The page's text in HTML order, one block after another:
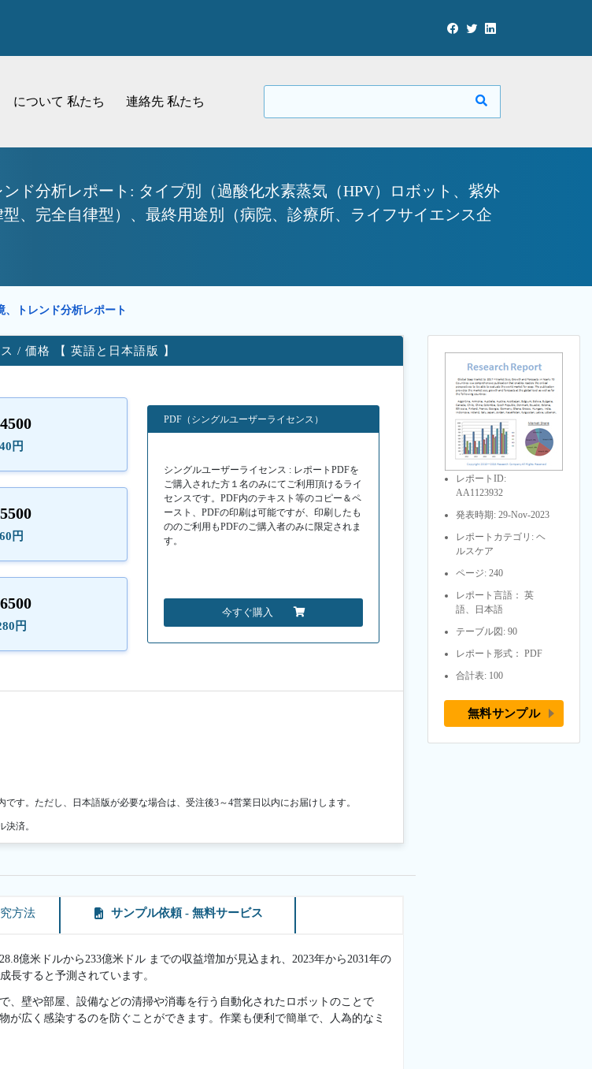
について 私たち 連絡先 私たち
ド分析レポート: タイプ別（過酸化水素蒸気（HPV）ロボット、紫外
、完全自律型）、最終用途別（病院、診療所、ライフサイエンス企
、トレンド分析レポート
/ 価格 【 英語と日本語版 】
円
円
円
PDF（シングルユーザーライセンス）
シングルユーザーライセンス : レポートPDFを
ご購入された方１名のみにてご利用頂けるライ
センスです。PDF内のテキスト等のコピー＆ペ
ースト、PDFの印刷は可能ですが、印刷したも
ののご利用もPDFのご購入者のみに限定されま
す。
今すぐ購入
す。ただし、日本語版が必要な場合は、受注後3～4営業日以内にお届けします。
済。
方法 サンプル依頼 - 無料サービス
億米ドルから233億米ドル までの収益増加が見込まれ、2023年から2031年の
長すると予測されています。
、壁や部屋、設備などの清掃や消毒を行う自動化されたロボットのことで
が広く感染するのを防ぐことができます。作業も便利で簡単で、人為的なミ
レポートID:
AA1123932
発表時期: 29-Nov-2023
レポートカテゴリ: ヘ
ルスケア
ページ: 240
レポート言語： 英
語、日本語
テーブル図: 90
レポート形式： PDF
合計表: 100
無料サンプル